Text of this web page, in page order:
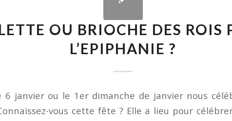
OU BRIOCHE DES ROIS
L’EPIPHANIE ?
6 janvier ou le 1er dimanche de janvier nous
vous cette fête ? Elle a lieu pour